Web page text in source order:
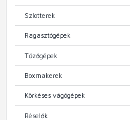
Szlotterek
Ragasztógépek
Tűzőgépek
Boxmakerek
Körkéses vágógépek
Réselők